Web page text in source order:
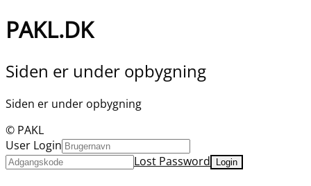
PAKL.DK
Siden er under opbygning
Siden er under opbygning
© PAKL
User Login
Lost Password